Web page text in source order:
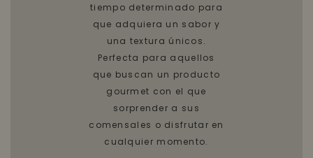
tiempo determinado para
que adquiera un sabor y
una textura únicos.
Perfecta para aquellos
que buscan un producto
gourmet con el que
sorprender a sus
comensales o disfrutar en
cualquier momento.